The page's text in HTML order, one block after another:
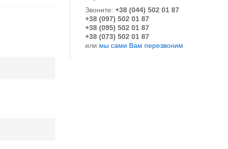
Звоните: +38 (044) 502 01 87
+38 (097) 502 01 87
+38 (095) 502 01 87
+38 (073) 502 01 87
или мы сами Вам перезвоним